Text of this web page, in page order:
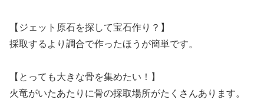
【ジェット原石を探して宝石作り？】
採取するより調合で作ったほうが簡単です。
【とっても大きな骨を集めたい！】
火竜がいたあたりに骨の採取場所がたくさんあります。